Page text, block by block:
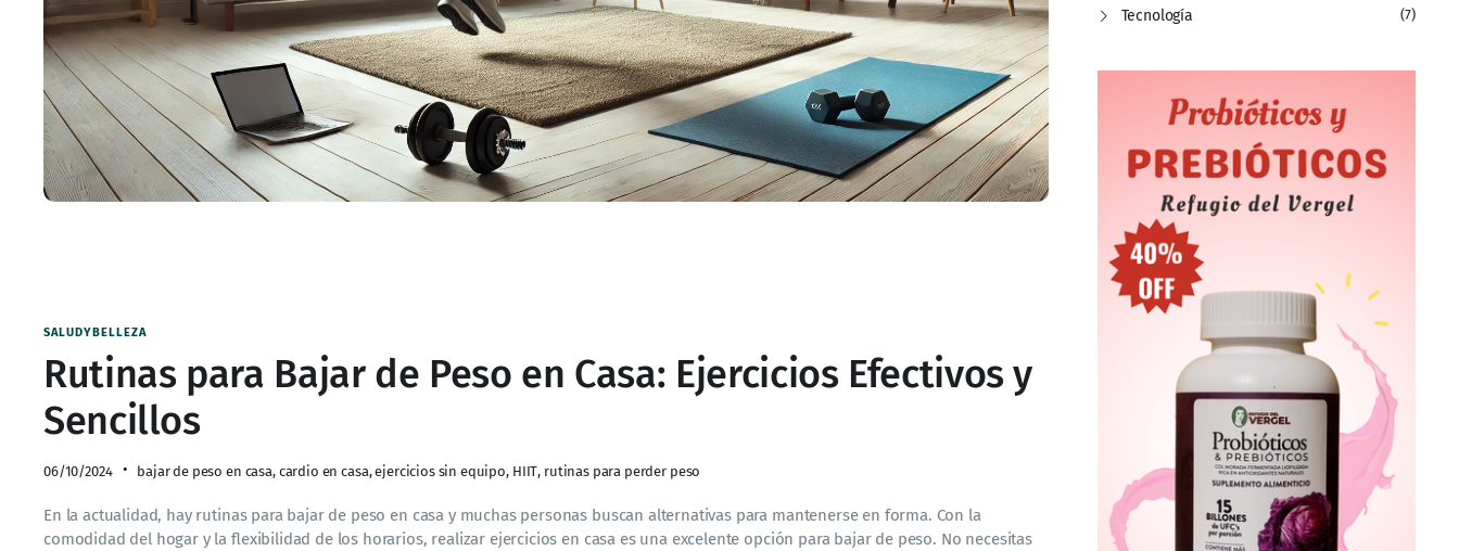
SALUDYBELLEZA
Rutinas para Bajar de Peso en Casa: Ejercicios Efectivos y
Sencillos
06/10/2024 bajar de peso en casa, cardio en casa, ejercicios sin equipo, HIIT, rutinas para perder peso
En la actualidad, hay rutinas para bajar de peso en casa y muchas personas buscan alternativas para mantenerse en forma. Con la
comodidad del hogar y la flexibilidad de los horarios, realizar ejercicios en casa es una excelente opción para bajar de peso. No necesitas
Tecnología (7)